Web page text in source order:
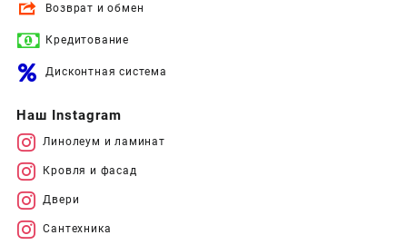
Возврат и обмен
Кредитование
Дисконтная система
Наш Instagram
Линолеум и ламинат
Кровля и фасад
Двери
Сантехника